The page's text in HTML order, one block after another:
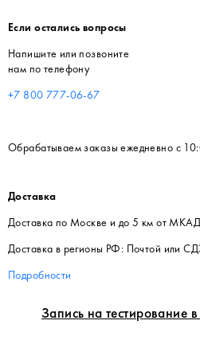
Запись на тестирование
Если остались вопросы
Напишите или позвоните
нам по телефону
+7 800 777-06-67
Обрабатываем заказы ежедневно с
Доставка
Доставка по Москве и до 5 км от
Доставка в регионы РФ: Почтой или
Подробности